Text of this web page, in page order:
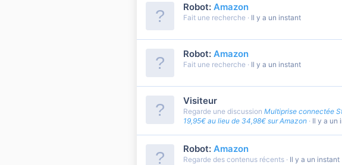
Robot: Amazon
Fait une recherche Il y a un instant
Robot: Amazon
Fait une recherche Il y a un instant
Visiteur
Regarde une discussion Multiprise connectée
19,95€ au lieu de 34,98€ sur Amazon
Il y a un
Robot: Amazon
Regarde des contenus récents Il y a un instant